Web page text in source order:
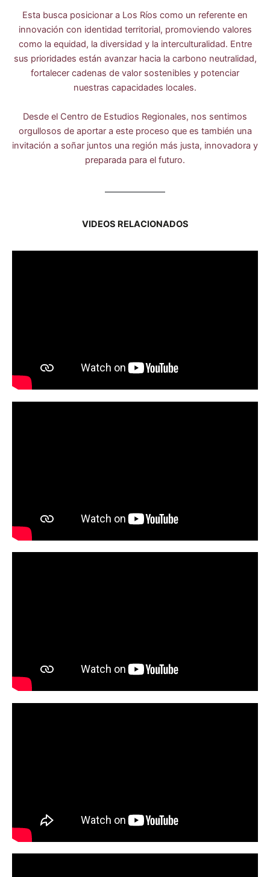
Esta busca posicionar a Los Ríos como un referente en
innovación con identidad territorial, promoviendo valores
como la equidad, la diversidad y la interculturalidad. Entre
sus prioridades están avanzar hacia la carbono neutralidad,
fortalecer cadenas de valor sostenibles y potenciar
nuestras capacidades locales.
Desde el Centro de Estudios Regionales, nos sentimos
orgullosos de aportar a este proceso que es también una
invitación a soñar juntos una región más justa, innovadora y
preparada para el futuro.
VIDEOS RELACIONADOS